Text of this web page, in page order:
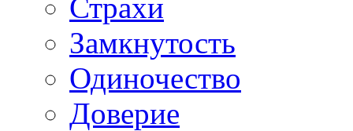
Страхи
Замкнутость
Одиночество
Доверие